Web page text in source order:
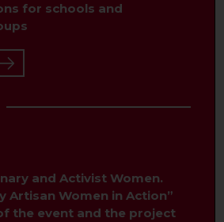
for schools and
and Activist Women.
Artisan Women in Action”
the event and the project